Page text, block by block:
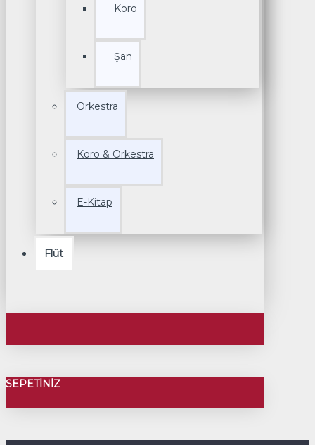
Koro
Şan
Orkestra
Koro & Orkestra
E-Kitap
Flüt
SEPETINIZ